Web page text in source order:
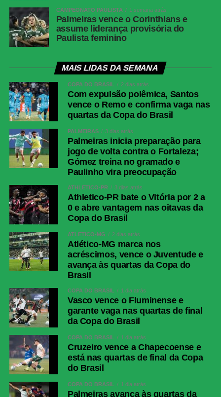
Andreas Pereira (5′ 2ºT)<br>Junior
Barranquilla: Luis Muriel (35′ 1ºT)
Cartões Amarelos
Junior Barranquilla: Yimmi Chará,
Cartões Vermelhos
Nenhum
Árbitro: Cristian Garay (CHI)
<br>Assistentes: Jose Retamal
(CHI), Miguel Rocha (CHI)<br>VAR:
Rodrigo Carvajal (CHI)
Palmeiras
Murilo, Arthur; Marlon Freitas (Luis
Pacheco), Andreas Pereira (Lucas
Evangelista), Emiliano Martínez;
Jhon Arias (Felipe Anderson), Allan
(Mauricio), Flaco López (Paulinho).
Técnico: Abel Ferreira.
Junior Barranquilla
Mauro Silveira; Edwin Herrera,
Jhomier Guerrero, Lucas Monzón
(Canchimbo); Yimmi Chará (Ríos),
Jesús Rivas (Castrillón), Fabian
Angel, Jermein Peña; Luis Muriel,
Guillermo Paiva (Sarmiento).
COMENTE ABAIXO:
WhatsApp
Facebook
Twitter
Messenger
CAMPEONATO PAULISTA 1 semana atrás
Palmeiras vence o Corinthians e
assume liderança provisória do
Paulista feminino
MAIS LIDAS DA SEMANA
COPA DO BRASIL 2 dias atrás
Com expulsão polêmica, Santos
vence o Remo e confirma vaga nas
quartas da Copa do Brasil
PALMEIRAS 3 dias atrás
Palmeiras inicia preparação para
jogo de volta contra o Fortaleza;
Gómez treina no gramado e
Paulinho vira preocupação
ATHLETICO-PR 3 dias atrás
Athletico-PR bate o Vitória por 2 a
0 e abre vantagem nas oitavas da
Copa do Brasil
ATLÉTICO-MG 2 dias atrás
Atlético-MG marca nos
acréscimos, vence o Juventude e
avança às quartas da Copa do
Brasil
COPA DO BRASIL 1 dia atrás
Vasco vence o Fluminense e
garante vaga nas quartas de final
da Copa do Brasil
COPA DO BRASIL 1 dia atrás
Cruzeiro vence a Chapecoense e
está nas quartas de final da Copa
do Brasil
COPA DO BRASIL 1 dia atrás
Palmeiras avança às quartas da